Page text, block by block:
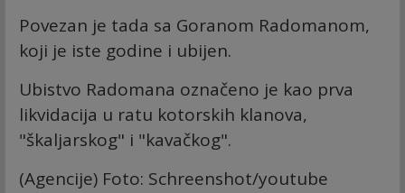
Povezan je tada sa Goranom Radomanom,
koji je iste godine i ubijen.
Ubistvo Radomana označeno je kao prva
likvidacija u ratu kotorskih klanova,
"škaljarskog" i "kavačkog".
(Agencije) Foto: Schreenshot/youtube